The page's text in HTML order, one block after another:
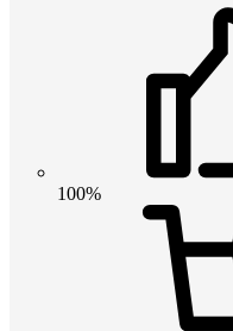
100%